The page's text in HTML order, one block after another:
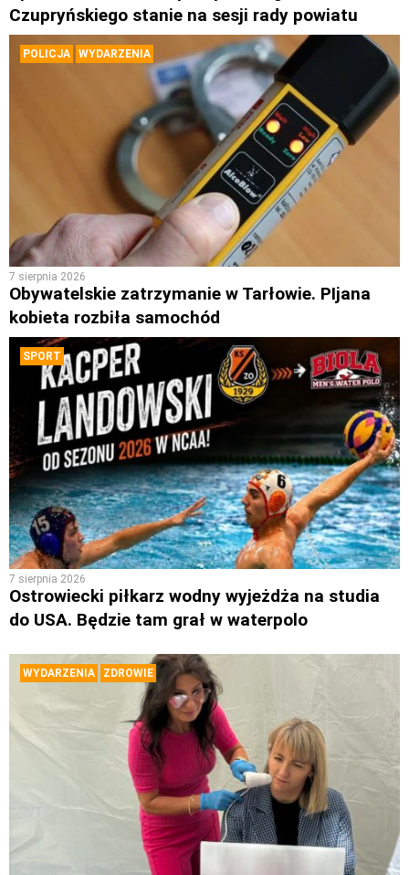
Czupryńskiego stanie na sesji rady powiatu
POLICJA WYDARZENIA
7 sierpnia 2026
Obywatelskie zatrzymanie w Tarłowie. PIjana
kobieta rozbiła samochód
SPORT
7 sierpnia 2026
Ostrowiecki piłkarz wodny wyjeżdża na studia
do USA. Będzie tam grał w waterpolo
WYDARZENIA ZDROWIE